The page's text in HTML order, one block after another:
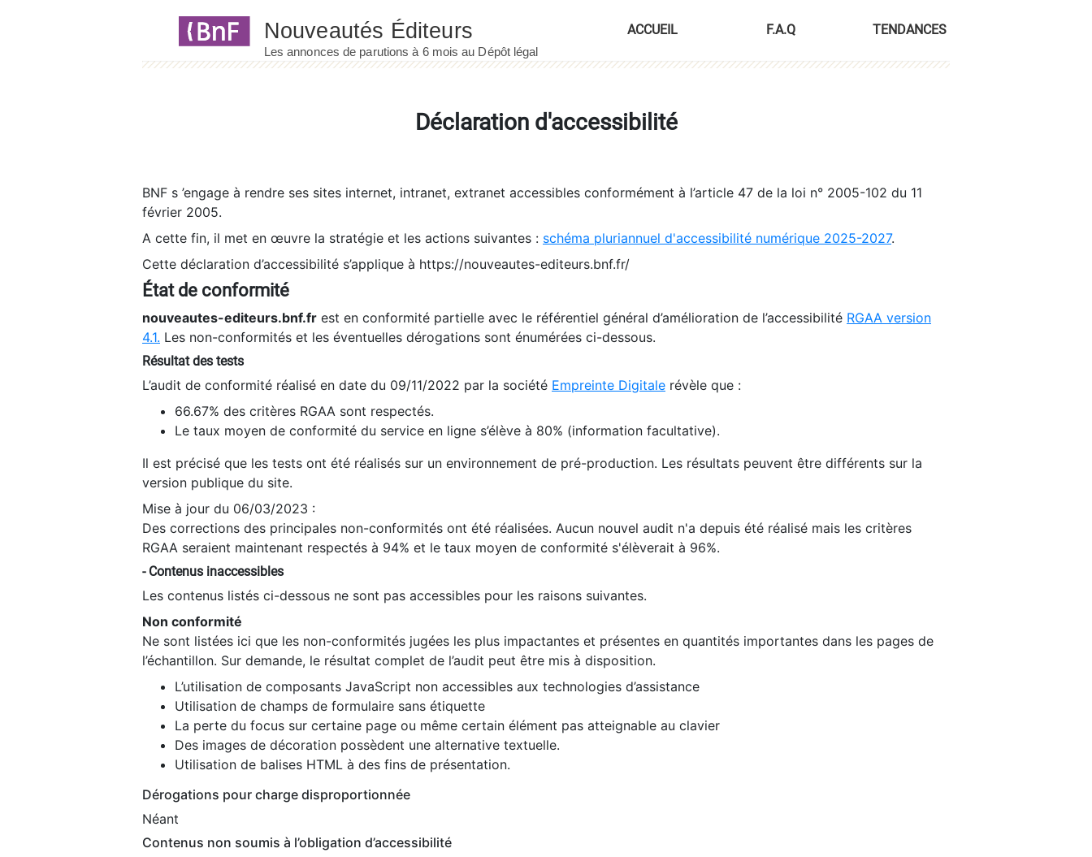
ACCUEIL F.A.Q TENDANCES
Déclaration d'accessibilité
BNF s ’engage à rendre ses sites internet, intranet, extranet accessibles conformément à l’article 47 de la loi n° 2005-102 du 11
février 2005.
A cette fin, il met en œuvre la stratégie et les actions suivantes : schéma pluriannuel d'accessibilité numérique 2025-2027.
Cette déclaration d’accessibilité s’applique à https://nouveautes-editeurs.bnf.fr/
État de conformité
nouveautes-editeurs.bnf.fr est en conformité partielle avec le référentiel général d’amélioration de l’accessibilité RGAA version
4.1. Les non-conformités et les éventuelles dérogations sont énumérées ci-dessous.
Résultat des tests
L’audit de conformité réalisé en date du 09/11/2022 par la société Empreinte Digitale révèle que :
66.67% des critères RGAA sont respectés.
Le taux moyen de conformité du service en ligne s’élève à 80% (information facultative).
Il est précisé que les tests ont été réalisés sur un environnement de pré-production. Les résultats peuvent être différents sur la
version publique du site.
Mise à jour du 06/03/2023 :
Des corrections des principales non-conformités ont été réalisées. Aucun nouvel audit n'a depuis été réalisé mais les critères
RGAA seraient maintenant respectés à 94% et le taux moyen de conformité s'élèverait à 96%.
- Contenus inaccessibles
Les contenus listés ci-dessous ne sont pas accessibles pour les raisons suivantes.
Non conformité
Ne sont listées ici que les non-conformités jugées les plus impactantes et présentes en quantités importantes dans les pages de
l’échantillon. Sur demande, le résultat complet de l’audit peut être mis à disposition.
L’utilisation de composants JavaScript non accessibles aux technologies d’assistance
Utilisation de champs de formulaire sans étiquette
La perte du focus sur certaine page ou même certain élément pas atteignable au clavier
Des images de décoration possèdent une alternative textuelle.
Utilisation de balises HTML à des fins de présentation.
Dérogations pour charge disproportionnée
Néant
Contenus non soumis à l’obligation d’accessibilité